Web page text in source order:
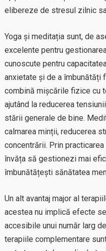
elibereze de stresul zilnic
Yoga și meditația sunt, de
excelente pentru
cunoscute pentru
anxietate și de a îmbunătăți
combină mișcările fizice cu
ajutând la reducerea
stării generale de bine.
calmarea minții, reducerea
concentrării. Prin
învăța să gestionezi mai
îmbunătățești sănătatea
Un alt avantaj major al
acestea nu implică efecte
accesibile unui număr larg
terapiile complementare